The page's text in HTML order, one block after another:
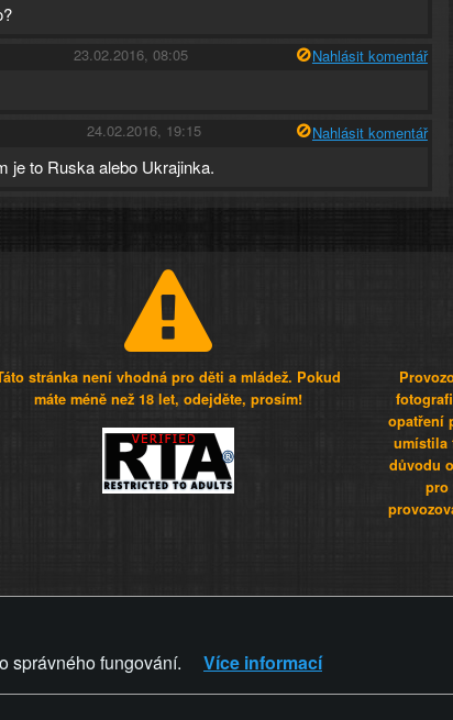
23.02.2016, 08:05 Nahlásit komentář
24.02.2016, 19:15 Nahlásit komentář
je to Ruska alebo Ukrajinka.
stránka není vhodná pro děti a mládež. Pokud
máte méně než 18 let, odejděte, prosím!
opatření
umístila
důvodu
pro
ZVRÁCENÝ.CZ PRAVIDLA A
správného fungování.
Více informací